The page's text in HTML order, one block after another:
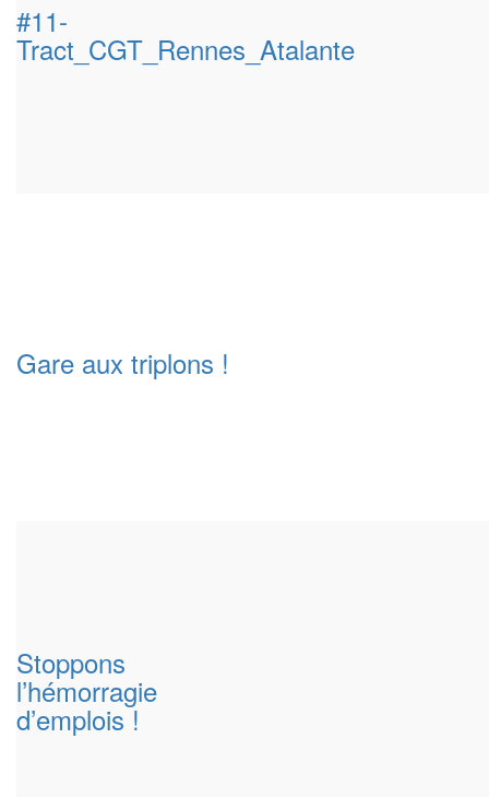
#11-
Tract_CGT_Rennes_Atalante
Gare aux triplons !
Stoppons
l’hémorragie
d’emplois !